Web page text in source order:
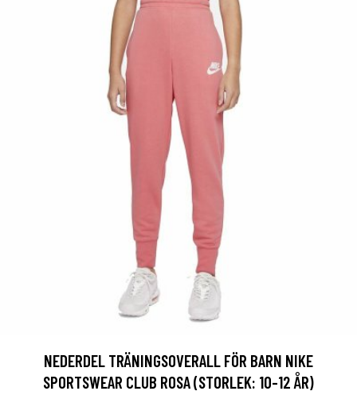
NEDERDEL TRÄNINGSOVERALL FÖR BARN NIKE
SPORTSWEAR CLUB ROSA (STORLEK: 10-12 ÅR)